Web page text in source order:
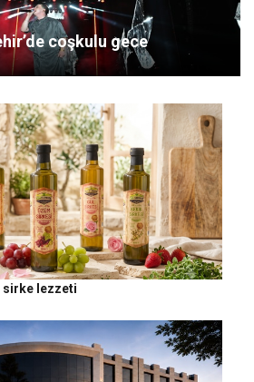
coşkulu gece
sirke lezzeti